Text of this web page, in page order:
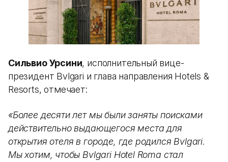
Сильвио Урсини, исполнительный вице-
президент Bvlgari и глава направления Hotels &
Resorts, отмечает:
«Более десяти лет мы были заняты поисками
действительно выдающегося места для
открытия отеля в городе, где родился Bvlgari.
Мы хотим, чтобы Bvlgari Hotel Roma стал